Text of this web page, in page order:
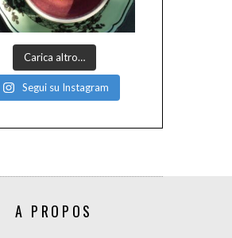
Carica altro…
Segui su Instagram
A PROPOS